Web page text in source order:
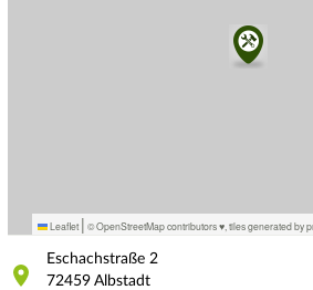
Leaflet | © OpenStreetMap contributors ♥, tiles generated by
Eschachstraße 2
72459 Albstadt